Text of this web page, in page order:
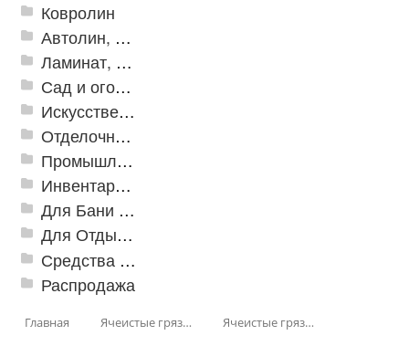
Ковролин
Автолин, Транслин, Линолеум
Ламинат, Кварцвиниловая плитка SPC
Сад и огород
Искусственная трава
Отделочные профили
Промышленный текстиль
Инвентарь для клининга
Для Бани и Сауны
Для Отдыха и Пикника
Средства от насекомых и садовых вредителей
Распродажа
Главная Ячеистые грязезащитные покрытия Ячеистые грязезащитные покрытия «Домино»